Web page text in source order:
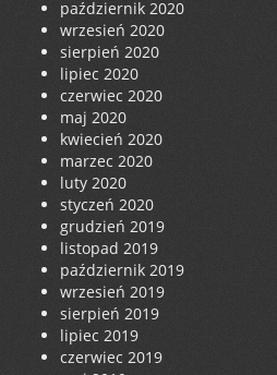
październik 2020
wrzesień 2020
sierpień 2020
lipiec 2020
czerwiec 2020
maj 2020
kwiecień 2020
marzec 2020
luty 2020
styczeń 2020
grudzień 2019
listopad 2019
październik 2019
wrzesień 2019
sierpień 2019
lipiec 2019
czerwiec 2019